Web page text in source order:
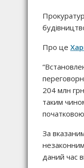
Про це
204 млн
таким
За
даний час